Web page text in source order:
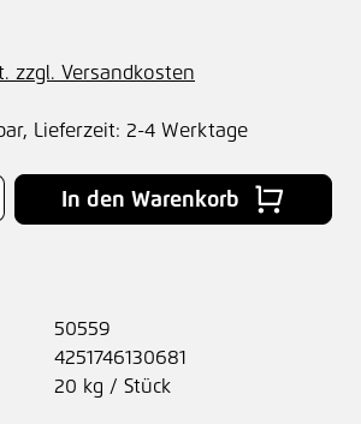
zzgl. Versandkosten
Lieferzeit: 2-4 Werktage
Gib den gewünschten
In den Warenkorb
50559
4251746130681
20 kg / Stück